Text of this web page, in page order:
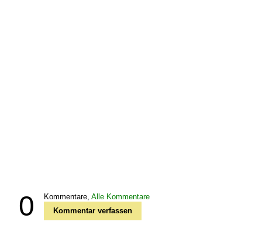
0 Kommentare, Alle Kommentare
Kommentar verfassen